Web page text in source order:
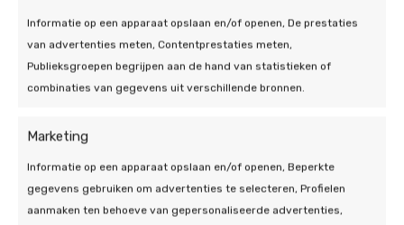
Informatie op een apparaat opslaan en/of openen, De prestaties
van advertenties meten, Contentprestaties meten,
Publieksgroepen begrijpen aan de hand van statistieken of
combinaties van gegevens uit verschillende bronnen.
Marketing
Informatie op een apparaat opslaan en/of openen, Beperkte
gegevens gebruiken om advertenties te selecteren, Profielen
aanmaken ten behoeve van gepersonaliseerde advertenties,